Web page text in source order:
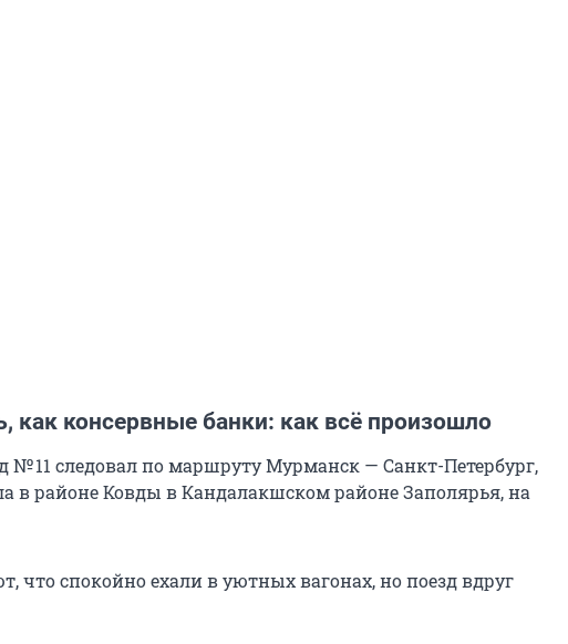
как консервные банки: как всё произошло
№ 11 следовал по маршруту Мурманск — Санкт-Петербург,
в районе Ковды в Кандалакшском районе Заполярья, на
что спокойно ехали в уютных вагонах, но поезд вдруг